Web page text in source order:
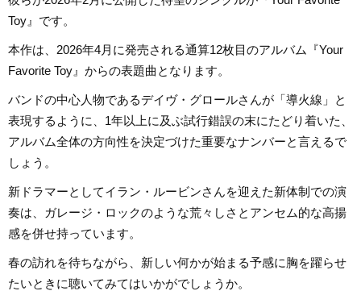
Toy』です。
本作は、2026年4月に発売される通算12枚目のアルバム『Your
Favorite Toy』からの表題曲となります。
バンドの中心人物であるデイヴ・グロールさんが「導火線」と
表現するように、1年以上に及ぶ試行錯誤の末にたどり着いた、
アルバム全体の方向性を決定づけた重要なナンバーと言えるで
しょう。
新ドラマーとしてイラン・ルービンさんを迎えた新体制での演
奏は、ガレージ・ロックのような荒々しさとアンセム的な高揚
感を併せ持っています。
春の訪れを待ちながら、新しい何かが始まる予感に胸を躍らせ
たいときに聴いてみてはいかがでしょうか。